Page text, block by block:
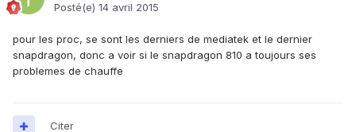
Posté(e) 14 avril 2015
pour les proc, se sont les derniers de mediatek et le dernier
snapdragon, donc a voir si le snapdragon 810 a toujours ses
problemes de chauffe
Citer